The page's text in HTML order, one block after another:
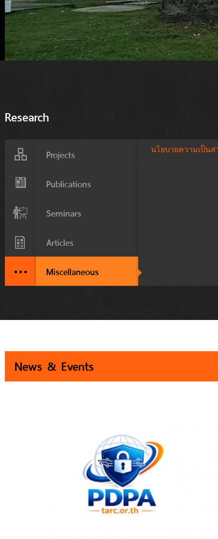
Research
Projects
Publications
Seminars
Articles
Miscellaneous
นโยบายความเป็นส่
News & Events